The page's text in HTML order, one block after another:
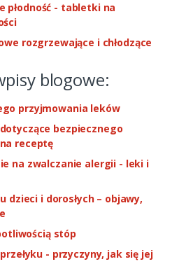
płodność - tabletki na
rozgrzewające i chłodzące
blogowe:
przyjmowania leków
bezpiecznego
receptę
na zwalczanie alergii - leki i
dzieci i dorosłych – objawy,
stóp
- przyczyny, jak się jej